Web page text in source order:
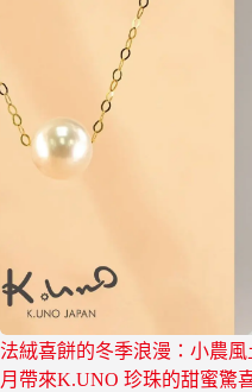
法絨喜餅的冬季浪漫：小農
月帶來K.UNO 珍珠的甜蜜驚